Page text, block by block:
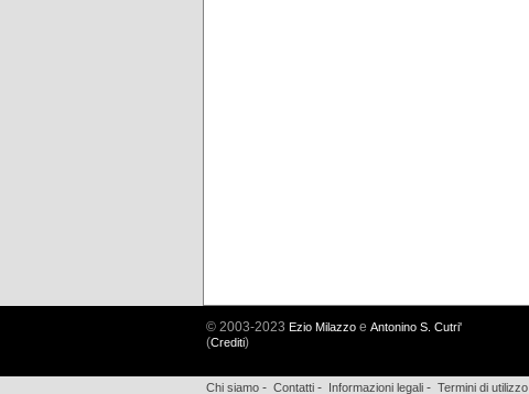
© 2003-2023 Ezio Milazzo e Antonino S. Cutri'
(Crediti)
Chi siamo - Contatti - Informazioni legali - Termini di utilizzo